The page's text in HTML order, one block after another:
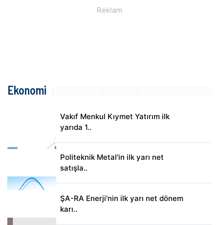
Ekonomi
Vakıf Menkul Kıymet Yatırım ilk
yarıda 1..
Politeknik Metal'in ilk yarı net
satışla..
ŞA-RA Enerji'nin ilk yarı net dönem
karı..